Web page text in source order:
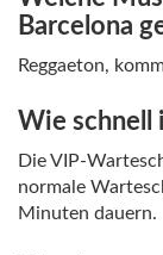
Barcelona
Reggaeton,
Wie schnell
Die VIP-
normale
Minuten dauern.